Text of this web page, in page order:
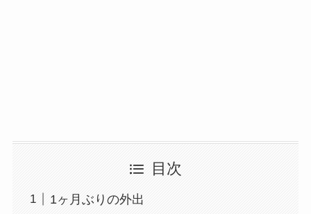
目次
1ヶ月ぶりの外出